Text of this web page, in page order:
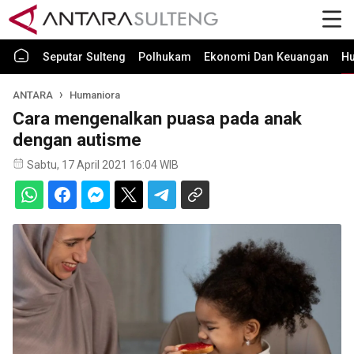
Seputar Sulteng Polhukam Ekonomi Dan Keuangan
ANTARA Humaniora
Cara mengenalkan puasa pada anak
dengan autisme
Sabtu, 17 April 2021 16:04 WIB